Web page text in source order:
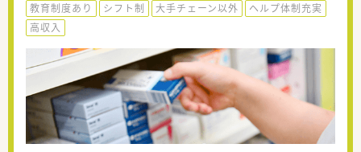
教育制度あり
シフト制 大手チェーン以外
ヘルプ体制充実
高収入